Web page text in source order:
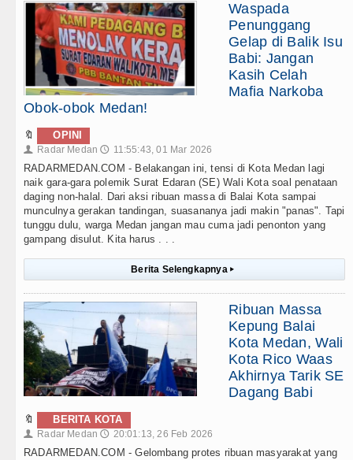
Waspada
Penunggang
Gelap di Balik Isu
Babi: Jangan
Kasih Celah
Mafia Narkoba
Obok-obok Medan!
🔖 OPINI
👤 Radar Medan 🕔 11:55:43, 01 Mar 2026
RADARMEDAN.COM - Belakangan ini, tensi di Kota Medan lagi
naik gara-gara polemik Surat Edaran (SE) Wali Kota soal penataan
daging non-halal. Dari aksi ribuan massa di Balai Kota sampai
munculnya gerakan tandingan, suasananya jadi makin "panas". Tapi
tunggu dulu, warga Medan jangan mau cuma jadi penonton yang
gampang disulut. Kita harus . . .
Berita Selengkapnya ▸
Ribuan Massa
Kepung Balai
Kota Medan, Wali
Kota Rico Waas
Akhirnya Tarik SE
Dagang Babi
🔖 BERITA KOTA
👤 Radar Medan 🕔 20:01:13, 26 Feb 2026
RADARMEDAN.COM - Gelombang protes ribuan masyarakat yang